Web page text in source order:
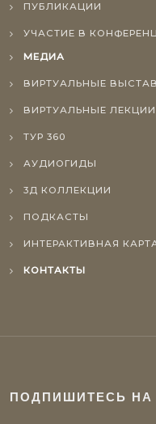
ПУБЛИКАЦИИ
УЧАСТИЕ В
МЕДИА
ВИРТУАЛЬНЫЕ
ВИРТУАЛЬНЫЕ ЛЕКЦИИ
ТУР 360
АУДИОГИДЫ
3Д КОЛЛЕКЦИИ
ПОДКАСТЫ
ИНТЕРАКТИВНАЯ
КОНТАКТЫ
ПОДПИШИТЕСЬ